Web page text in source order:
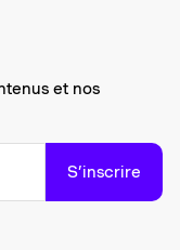
et nos
S’inscrire